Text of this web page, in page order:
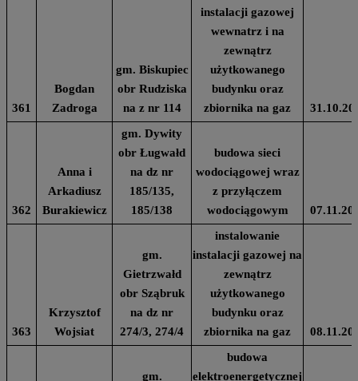
361
Bogdan
Zadroga
gm. Biskupiec
obr Rudziska
na z nr 114
instalacji gazowej
wewnatrz i na
zewnątrz
użytkowanego
budynku oraz
zbiornika na gaz
362
Anna i
Arkadiusz
Burakiewicz
gm. Dywity
obr Ługwałd
na dz nr
185/135,
185/138
budowa sieci
wodociągowej wraz
z przyłączem
wodociągowym
363
Krzysztof
Wojsiat
gm.
Gietrzwałd
obr Sząbruk
na dz nr
274/3, 274/4
instalowanie
instalacji gazowej na
zewnątrz
użytkowanego
budynku oraz
zbiornika na gaz
gm.
budowa
elektroenergetycznej